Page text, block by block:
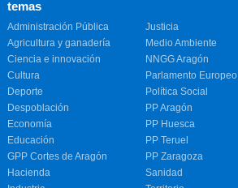
temas
Administración Pública
Agricultura y ganadería
Ciencia e innovación
Cultura
Deporte
Despoblación
Economía
Educación
GPP Cortes de Aragón
Hacienda
Justicia
Medio Ambiente
NNGG Aragón
Parlamento Europeo
Política Social
PP Aragón
PP Huesca
PP Teruel
PP Zaragoza
Sanidad